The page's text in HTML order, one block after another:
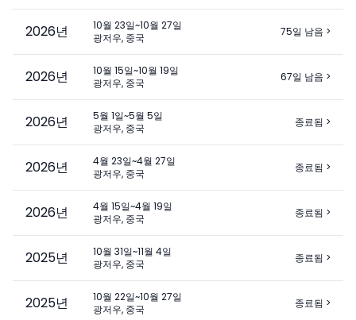
2026년
10월 23일~10월 27일
광저우, 중국
75일 남음 >
2026년
10월 15일~10월 19일
광저우, 중국
67일 남음 >
2026년
5월 1일~5월 5일
광저우, 중국
종료됨 >
2026년
4월 23일~4월 27일
광저우, 중국
종료됨 >
2026년
4월 15일~4월 19일
광저우, 중국
종료됨 >
2025년
10월 31일~11월 4일
광저우, 중국
종료됨 >
2025년
10월 22일~10월 27일
광저우, 중국
종료됨 >